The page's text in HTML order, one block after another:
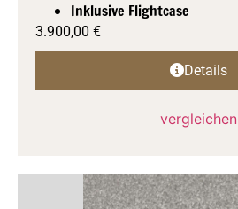
Inklusive Flightcase
3.900,00 €
Details
vergleichen